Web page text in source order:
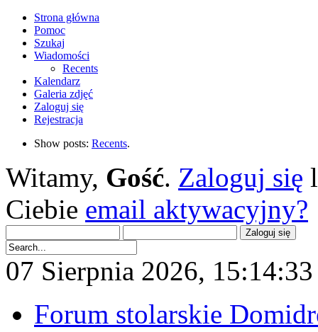
Strona główna
Pomoc
Szukaj
Wiadomości
Recents
Kalendarz
Galeria zdjęć
Zaloguj się
Rejestracja
Show posts: Recents.
Witamy, Gość. Zaloguj się
Ciebie email aktywacyjny?
07 Sierpnia 2026,
Forum stolarskie